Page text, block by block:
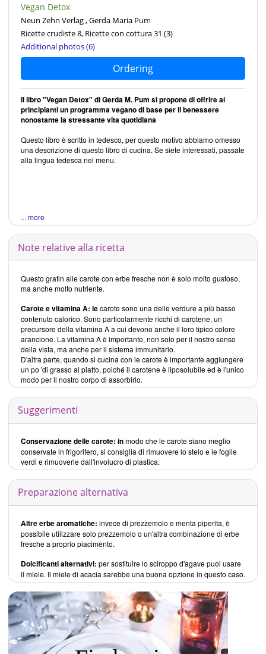
Vegan Detox
Neun Zehn Verlag , Gerda Maria Pum
Ricette crudiste 8, Ricette con cottura 31 (3)
Additional photos (6)
Ordering
Il libro "Vegan Detox" di Gerda M. Pum si propone di offrire ai
principianti un programma vegano di base per il benessere
nonostante la stressante vita quotidiana
Questo libro è scritto in tedesco, per questo motivo abbiamo omesso
una descrizione di questo libro di cucina. Se siete interessati, passate
alla lingua tedesca nel menu.
... more
Note relative alla ricetta
Questo gratin alle carote con erbe fresche non è solo molto gustoso,
ma anche molto nutriente.
Carote e vitamina A: lecarote sono una delle verdure a più basso
contenuto calorico. Sono particolarmente ricchi di carotene, un
precursore della vitamina A a cui devono anche il loro tipico colore
arancione. La vitamina A è importante, non solo per il nostro senso
della vista, ma anche per il sistema immunitario.
D'altra parte, quando si cucina con le carote è importante aggiungere
un po 'di grasso al piatto, poiché il carotene è liposolubile ed è l'unico
modo per il nostro corpo di assorbirlo.
Suggerimenti
Conservazione delle carote: inmodo che le carote siano meglio
conservate in frigorifero, si consiglia di rimuovere lo stelo e le foglie
verdi e rimuoverle dall'involucro di plastica.
Preparazione alternativa
Altre erbe aromatiche: invece di prezzemolo e menta piperita, è
possibile utilizzare solo prezzemolo o un'altra combinazione di erbe
fresche a proprio piacimento.
Dolcificanti alternativi: per sostituire lo sciroppo d'agave puoi usare
il miele. Il miele di acacia sarebbe una buona opzione in questo caso.